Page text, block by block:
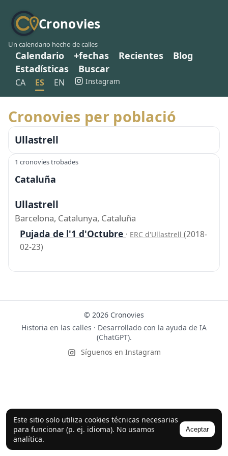
Cronovies
Un calendario hecho de calles
Calendario +fechas Recientes
Blog
Estadísticas
Buscar
CA ES EN Instagram
Este sitio solo utiliza cookies técnicas necesarias
para funcionar (p. ej. idioma). No usamos
analítica.
Aceptar
Cronovies per població
Ullastrell
1 cronovies trobades
Cataluña
Ullastrell
Barcelona, Catalunya, Cataluña
Pujada de l'1 d'Octubre · ERC d'Ullastrell (2018-
02-23)
© 2026 Cronovies
Historia en las calles · Desarrollado con la ayuda de IA
(ChatGPT).
Síguenos en Instagram